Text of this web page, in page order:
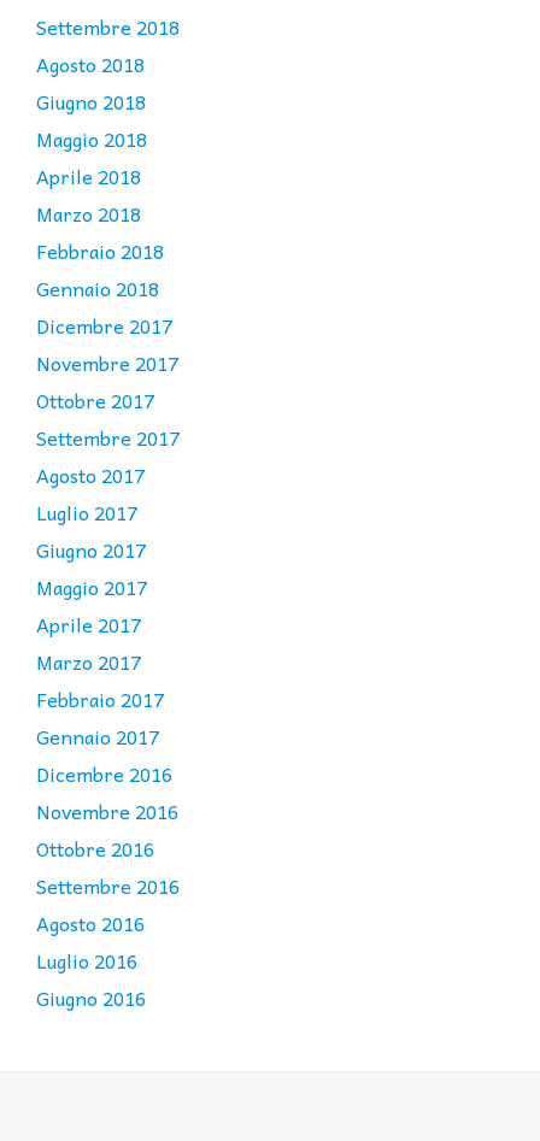
Settembre 2018
Agosto 2018
Giugno 2018
Maggio 2018
Aprile 2018
Marzo 2018
Febbraio 2018
Gennaio 2018
Dicembre 2017
Novembre 2017
Ottobre 2017
Settembre 2017
Agosto 2017
Luglio 2017
Giugno 2017
Maggio 2017
Aprile 2017
Marzo 2017
Febbraio 2017
Gennaio 2017
Dicembre 2016
Novembre 2016
Ottobre 2016
Settembre 2016
Agosto 2016
Luglio 2016
Giugno 2016